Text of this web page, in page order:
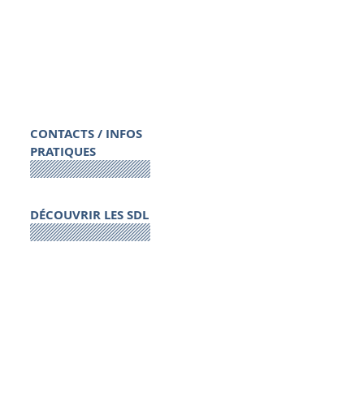
CONTACTS / INFOS
PRATIQUES
DÉCOUVRIR LES SDL